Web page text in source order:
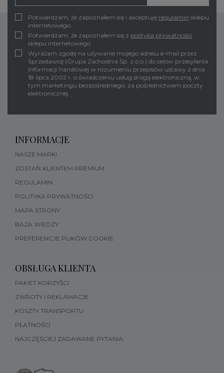
Potwierdzam, że zapoznałem się i akceptuję regulamin sklepu
internetowego.
Potwierdzam, że zapoznałem się z polityką prywatności
sklepu internetowego
Wyrażam zgodę na używanie mojego adresu e-mail przez
Sprzedawcę (Grupa Zachodnia Sp. z o.o.) do celów przesyłania
informacji handlowej w rozumieniu przepisów ustawy z dnia
18 lipca 2002 r. o świadczeniu usług drogą elektroniczną, w
tym marketingu bezpośredniego, za pośrednictwem poczty
elektronicznej.
INFORMACJE
NASZE MARKI
ZOSTAŃ KLIENTEM PREMIUM
REGULAMIN
POLITYKA PRYWATNOŚCI
MAPA STRONY
BAZA WIEDZY
PREFERENCJE PLIKÓW COOKIE
OBSŁUGA KLIENTA
PAKIET KORZYŚCI
ZWROTY I REKLAMACJE
KOSZTY TRANSPORTU
PŁATNOŚCI
NAJCZĘŚCIEJ ZADAWANE PYTANIA